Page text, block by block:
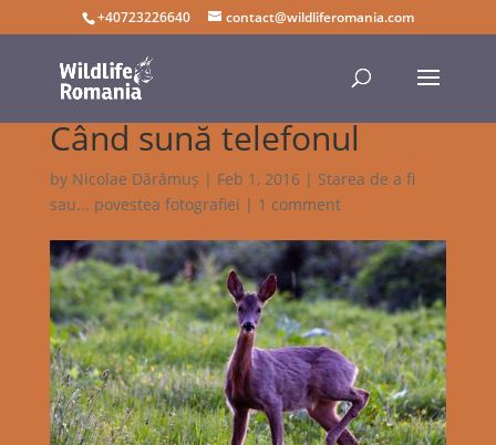
+40723226640 contact@wildliferomania.com
Când sună telefonul
by Nicolae Dărămuș | Feb 1, 2016| Starea de a fi
sau... povestea fotografiei | 1 comment